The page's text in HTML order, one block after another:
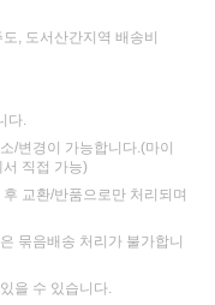
, 도서산간지역 배송비
다.
/변경이 가능합니다.(마이
직접 가능)
교환/반품으로만 처리되며
묶음배송 처리가 불가합니
을 수 있습니다.